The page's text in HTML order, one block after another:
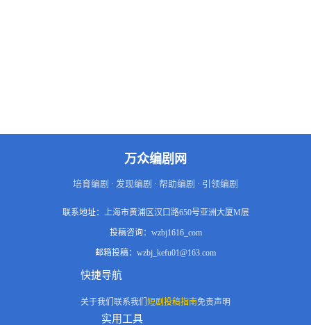
万众编剧网
培育编剧 · 发现编剧 · 帮助编剧 · 引领编剧
联系地址： 上海市黄浦区汉口路650号亚洲大厦M层
投稿咨询： wzbj1616_com
邮箱投稿： wzbj_kefu01@163.com
快捷导航
关于我们 联系我们 短剧投稿指南免责声明
实用工具